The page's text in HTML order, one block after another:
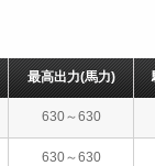
最高出力(馬力)
630～630
630～630